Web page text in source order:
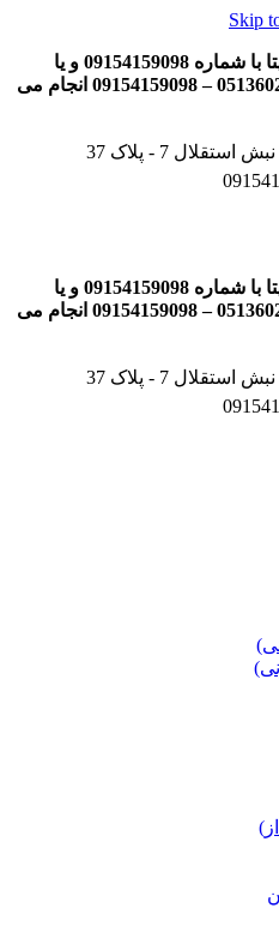
Skip
تا اطلاع ثانوی فروش از طریق ایتا با شماره 09154159098 و یا
تماس تلفنی با شماره های 05136022032 – 09154159098 انجام می
7 - پلاک 37
تا اطلاع ثانوی فروش از طریق ایتا با شماره 09154159098 و یا
تماس تلفنی با شماره های 05136022032 – 09154159098 انجام می
7 - پلاک 37